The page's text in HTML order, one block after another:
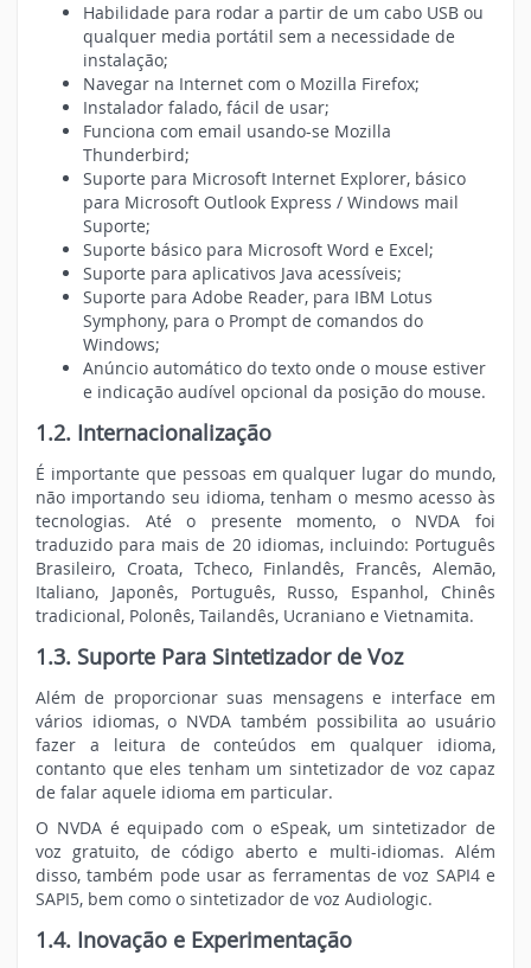
Habilidade para rodar a partir de um cabo USB ou
qualquer media portátil sem a necessidade de
instalação;
Navegar na Internet com o Mozilla Firefox;
Instalador falado, fácil de usar;
Funciona com email usando-se Mozilla
Thunderbird;
Suporte para Microsoft Internet Explorer, básico
para Microsoft Outlook Express / Windows mail
Suporte;
Suporte básico para Microsoft Word e Excel;
Suporte para aplicativos Java acessíveis;
Suporte para Adobe Reader, para IBM Lotus
Symphony, para o Prompt de comandos do
Windows;
Anúncio automático do texto onde o mouse estiver
e indicação audível opcional da posição do mouse.
1.2. Internacionalização
É importante que pessoas em qualquer lugar do mundo,
não importando seu idioma, tenham o mesmo acesso às
tecnologias. Até o presente momento, o NVDA foi
traduzido para mais de 20 idiomas, incluindo: Português
Brasileiro, Croata, Tcheco, Finlandês, Francês, Alemão,
Italiano, Japonês, Português, Russo, Espanhol, Chinês
tradicional, Polonês, Tailandês, Ucraniano e Vietnamita.
1.3. Suporte Para Sintetizador de Voz
Além de proporcionar suas mensagens e interface em
vários idiomas, o NVDA também possibilita ao usuário
fazer a leitura de conteúdos em qualquer idioma,
contanto que eles tenham um sintetizador de voz capaz
de falar aquele idioma em particular.
O NVDA é equipado com o eSpeak, um sintetizador de
voz gratuito, de código aberto e multi-idiomas. Além
disso, também pode usar as ferramentas de voz SAPI4 e
SAPI5, bem como o sintetizador de voz Audiologic.
1.4. Inovação e Experimentação